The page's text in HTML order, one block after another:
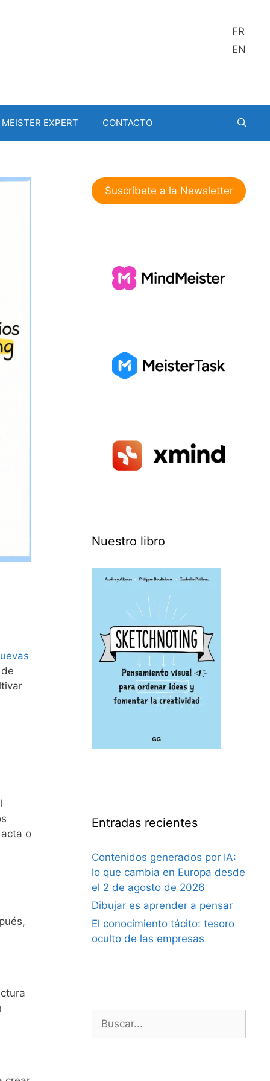
FR
EN
MEISTER EXPERT CONTACTO
o
Suscríbete a la Newsletter
Nuestro libro
Entradas recientes
Contenidos generados por IA:
lo que cambia en Europa desde
el 2 de agosto de 2026
Dibujar es aprender a pensar
El conocimiento tácito: tesoro
oculto de las empresas